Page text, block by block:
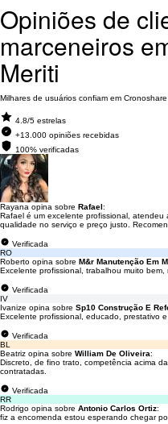
Opiniões de
marceneiros
Meriti
Milhares de usuários confiam em
4.8/5 estrelas
+13.000 opiniões recebidas
100% verificadas
Rayana opina sobre Rafael:
Rafael é um excelente profissional, atendeu
qualidade no serviço e preço justo.
Verificada
RO
Roberto opina sobre M&r Manutenção Em
Excelente profissional, trabalhou muito
Verificada
IV
Ivanize opina sobre Sp10 Construção E
Excelente profissional, educado, prestativo
Verificada
BL
Beatriz opina sobre William De Oliveira:
Discreto, de fino trato, competência acima
contratadas.
Verificada
RR
Rodrigo opina sobre Antonio Carlos Ortiz:
fiz a encomenda estou esperando chegar